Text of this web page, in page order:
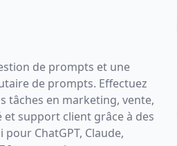
de prompts et une
de prompts. Effectuez
tâches en marketing, vente,
support client grâce à des
ChatGPT, Claude,